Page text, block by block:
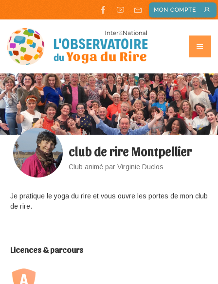
MON COMPTE
club de rire Montpellier
Club animé par Virginie Duclos
Je pratique le yoga du rire et vous ouvre les portes de mon club
de rire.
Licences & parcours